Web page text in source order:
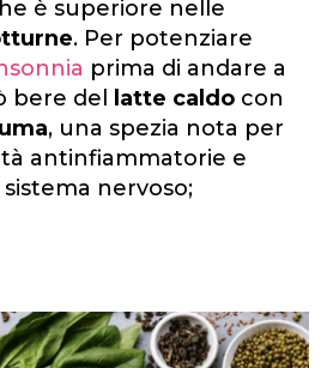
è superiore nelle
. Per potenziare
prima di andare a
bere del
latte caldo con
, una spezia nota per
antinfiammatorie e
nervoso;